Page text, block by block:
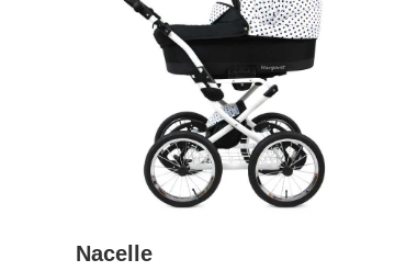
Nacelle